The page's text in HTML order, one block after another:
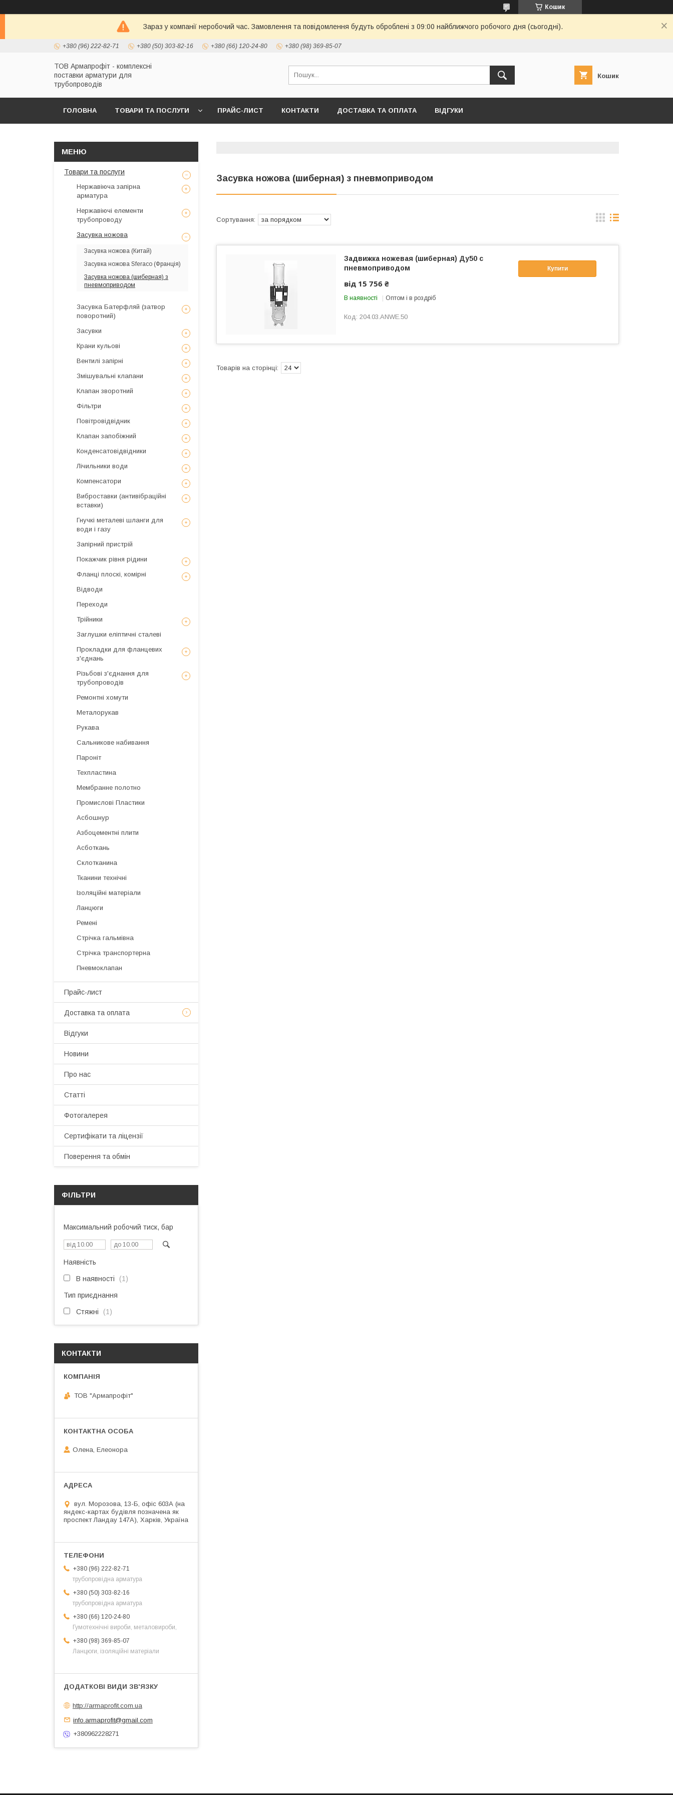
Кошик
Зараз у компанії неробочий час. Замовлення та повідомлення будуть оброблені з 09:00 найближчого робочого дня (сьогодні).
+380 (96) 222-82-71 +380 (50) 303-82-16 +380 (66) 120-24-80 +380 (98) 369-85-07
ТОВ Армапрофіт - комплексні
поставки арматури для
трубопроводів
Кошик
ГОЛОВНА ТОВАРИ ТА ПОСЛУГИ ПРАЙС-ЛИСТ КОНТАКТИ ДОСТАВКА ТА ОПЛАТА ВІДГУКИ
Засувка ножова (шиберная) з пневмоприводом
Купити
Задвижка ножевая (шиберная) Ду50 с
пневмоприводом
від 15 756 ₴
В наявності Оптом і в роздріб
204.03.ANWE.50
Товари та послуги
Нержавіюча запірна
арматура
Нержавіючі елементи
трубопроводу
Засувка ножова
Засувка ножова (Китай)
Засувка ножова Sferaco (Франція)
Засувка ножова (шиберная) з
пневмоприводом
Засувка Батерфляй (затвор
поворотний)
Засувки
Крани кульові
Вентилі запірні
Змішувальні клапани
Клапан зворотний
Фільтри
Повітровідвідник
Клапан запобіжний
Конденсатовідвідники
Лічильники води
Компенсатори
Виброставки (антивібраційні
вставки)
Гнучкі металеві шланги для
води і газу
Запірний пристрій
Покажчик рівня рідини
Фланці плоскі, комірні
Відводи
Переходи
Трійники
Заглушки еліптичні сталеві
Прокладки для фланцевих
з'єднань
Різьбові з'єднання для
трубопроводів
Ремонтні хомути
Металорукав
Рукава
Сальникове набивання
Пароніт
Техпластина
Мембранне полотно
Промислові Пластики
Асбошнур
Азбоцементні плити
Асботкань
Склотканина
Тканини технічні
Ізоляційні матеріали
Ланцюги
Ремені
Стрічка гальмівна
Стрічка транспортерна
Пневмоклапан
Прайс-лист
Доставка та оплата
Відгуки
Новини
Про нас
Статті
Фотогалерея
Сертифікати та ліцензії
Поверення та обмін
ФІЛЬТРИ
Максимальний робочий тиск, бар
Наявність
В наявності 1
Тип приєднання
Стяжні 1
КОНТАКТИ
ТОВ "Армапрофіт"
Олена, Елеонора
вул. Морозова, 13-Б, офіс 603А (на
яндекс-картах будівля позначена як
проспект Ландау 147А), Харків, Україна
+380 (96) 222-82-71
трубопровідна арматура
+380 (50) 303-82-16
трубопровідна арматура
+380 (66) 120-24-80
Гумотехнічні вироби, металовироби,
+380 (98) 369-85-07
Ланцюги, ізоляційні матеріали
http://armaprofit.com.ua
info.armaprofit@gmail.com
+380962228271